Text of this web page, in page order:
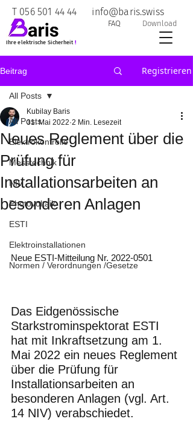
FAQ Download
Ihre elektrische Sicherheit!
T 056 501 44 44 info@baris.swiss
Beitrag Registrieren
All Posts
Elektrokontrolle
Messtechnik
NIV
Photovoltaik
ESTI
Elektroinstallationen
Normen / Verordnungen /Gesetze
All Posts
Neues Reglement über die
Prüfung für
Installationsarbeiten an
besonderen Anlagen
Kubilay Baris
31. Mai 2022 2 Min. Lesezeit
Neue ESTI-Mitteilung Nr. 2022-0501
Das Eidgenössische
Starkstrominspektorat ESTI
hat mit Inkraftsetzung am 1.
Mai 2022 ein neues Reglement
über die Prüfung für
Installationsarbeiten an
besonderen Anlagen (vgl. Art.
14 NIV) verabschiedet.